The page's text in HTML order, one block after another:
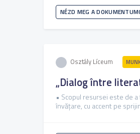
NÉZD MEG A
Osztály Líceum
„Dialog între
• Scopul resursei este de
învățare, cu accent pe